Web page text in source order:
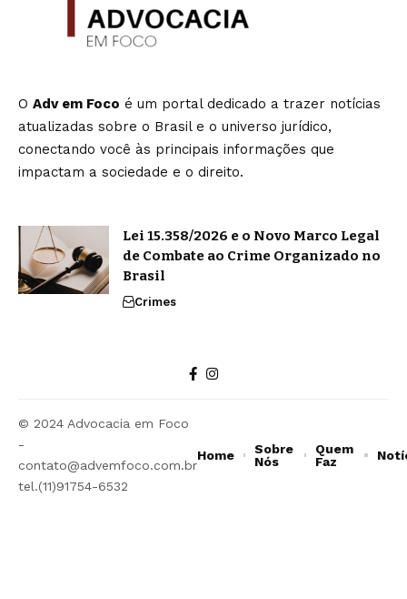
O Adv em Foco é um portal dedicado a trazer notícias
atualizadas sobre o Brasil e o universo jurídico,
conectando você às principais informações que
impactam a sociedade e o direito.
Lei 15.358/2026 e o Novo Marco Legal
de Combate ao Crime Organizado no
Brasil
Crimes
© 2024 Advocacia em Foco
-
contato@advemfoco.com.br
tel.(11)91754-6532
Home
Sobre
Nós
Quem
Faz